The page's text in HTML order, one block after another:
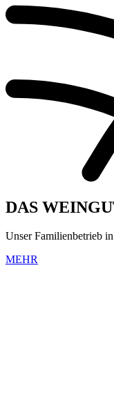
DAS
Unser Familienbetrieb
MEHR